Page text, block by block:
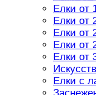
Елки от
Елки от
Елки от
Елки от
Елки от
Елки с